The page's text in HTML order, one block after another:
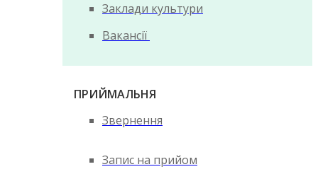
Заклади культури
Вакансії
ПРИЙМАЛЬНЯ
Звернення
Запис на прийом